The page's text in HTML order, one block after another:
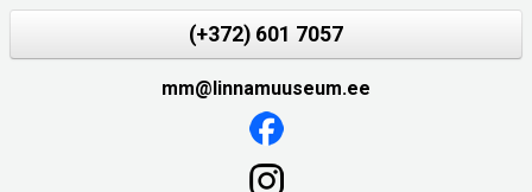
(+372) 601 7057
mm@linnamuuseum.ee